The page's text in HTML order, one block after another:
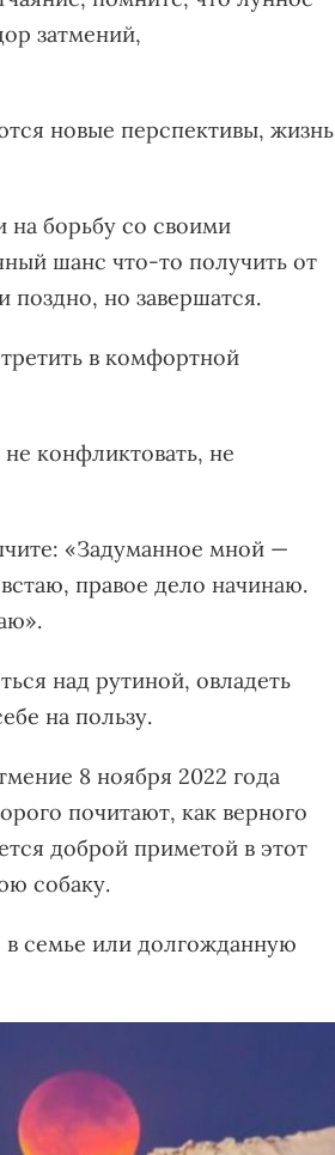
затмений,
новые перспективы, жизнь
на борьбу со своими
шанс что-то получить от
но завершатся.
в комфортной
конфликтовать, не
«Задуманное мной —
правое дело начинаю.
над рутиной, овладеть
на пользу.
8 ноября 2022 года
почитают, как верного
доброй приметой в этот
собаку.
семье или долгожданную